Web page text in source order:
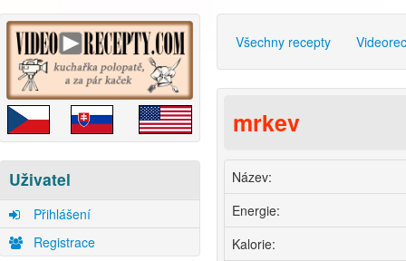
Uživatel
Přihlášení
Registrace
Všechny recepty
mrkev
Název:
Energie:
Kalorie: